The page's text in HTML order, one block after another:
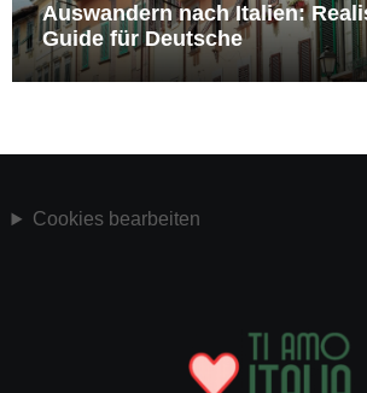
Auswandern nach Italien:
Guide für Deutsche
Cookies bearbeiten